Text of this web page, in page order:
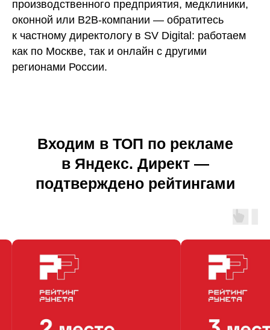
производственного предприятия, медклиники,
оконной или В2В-компании — обратитесь
к частному директологу в SV Digital: работаем
как по Москве, так и онлайн с другими
регионами России.
Входим в ТОП по рекламе
в Яндекс. Директ —
подтверждено рейтингами